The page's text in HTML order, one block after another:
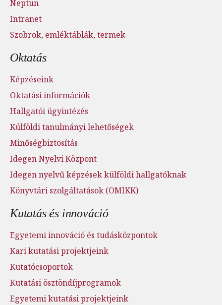
Neptun
Intranet
Szobrok, emléktáblák, termek
Oktatás
Képzéseink
Oktatási információk
Hallgatói ügyintézés
Külföldi tanulmányi lehetőségek
Minőségbiztosítás
Idegen Nyelvi Központ
Idegen nyelvű képzések külföldi hallgatóknak
Könyvtári szolgáltatások (OMIKK)
Kutatás és innováció
Egyetemi innováció és tudásközpontok
Kari kutatási projektjeink
Kutatócsoportok
Kutatási ösztöndíjprogramok
Egyetemi kutatási projektjeink